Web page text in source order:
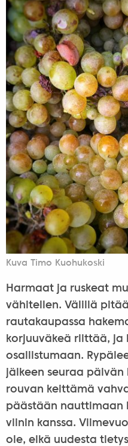
Kuva Timo Kuohukoski
Harmaat ja ruskeat
vähitellen. Välillä
rautakaupassa
korjuuväkeä riittää, ja
osallistumaan.
jälkeen seuraa
rouvan keittämä
päästään nauttimaan
viinin kanssa.
ole, eikä uudesta